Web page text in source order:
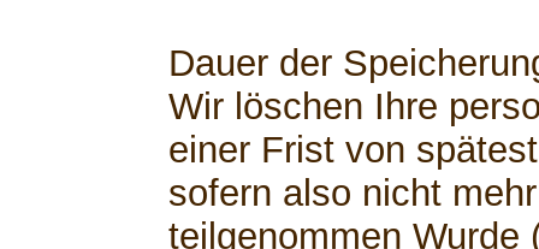
Dauer der
Wir löschen Ihre
einer Frist von
sofern also nicht
teilgenommen Wurde